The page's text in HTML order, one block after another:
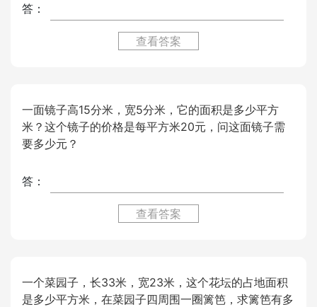
答：
查看答案
一面镜子高15分米，宽5分米，它的面积是多少平方
米？这个镜子的价格是每平方米20元，问这面镜子需
要多少元？
答：
查看答案
一个菜园子，长33米，宽23米，这个花坛的占地面积
是多少平方米，在菜园子四周围一圈篱笆，求篱笆有多